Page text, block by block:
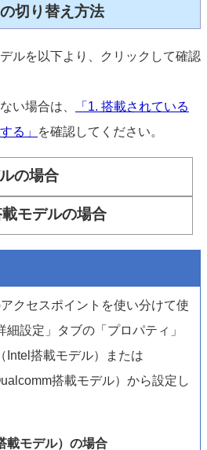
切り替え方法
ルを以下より、クリックして確認
い場合は、
「1. 搭載されている
る」
を確認してください。
の場合
モデルの場合
クセスポイントを使い分けて使
設定」タブの「プロパティ」
Intel搭載モデル）または
搭載モデル）から設定し
載モデル）の場合